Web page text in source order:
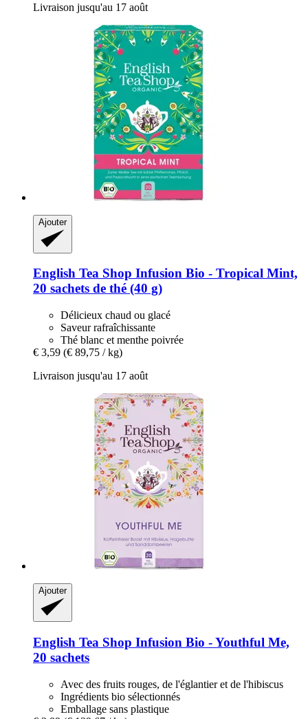
Livraison jusqu'au 17 août
Ajouter
English Tea Shop Infusion Bio -​ Tropical Mint,
20 sachets de thé (40 g)
Délicieux chaud ou glacé
Saveur rafraîchissante
Thé blanc et menthe poivrée
€ 3,59 (€ 89,75 / kg)
Livraison jusqu'au 17 août
Ajouter
English Tea Shop Infusion Bio -​ Youthful Me,
20 sachets
Avec des fruits rouges, de l'églantier et de l'hibiscus
Ingrédients bio sélectionnés
Emballage sans plastique